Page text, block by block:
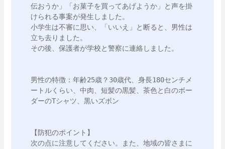
伝おうか」「お菓子を買ってあげようか」と声を掛
けられる事案が発生しました。
小学生は不審に思い、「いいえ」と断ると、男性は
立ち去りました。
その後、保護者が学校と警察に連絡しました。
男性の特徴：年齢25歳？30歳代、身長180センチメ
ートルくらい、中肉、短髪の黒髪、茶色と白のボー
ダーのTシャツ、黒いズボン
【防犯のポイント】
次の点に注意してください。また、地域の皆さまに